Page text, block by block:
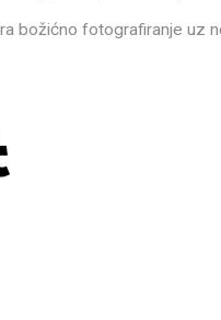
božićno fotografiranje uz